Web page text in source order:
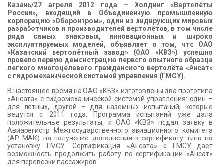
Казань/27 апреля 2012 года – Холдинг «Вертолёты
России», входящий в Объединенную промышленную
корпорацию «Оборонпром», один из лидирующих мировых
разработчиков и производителей вертолётов, в том числе
ряда самых знаковых, инновационных и широко
эксплуатируемых моделей, объявляет о том, что ОАО
«Казанский вертолётный завод» (ОАО «КВЗ») успешно
провело первую демонстрацию первого опытного образца
легкого многоцелевого гражданского вертолёта «Ансат»
с гидромеханической системой управления (ГМСУ).
В настоящее время на ОАО «КВЗ» изготовлены два прототипа
«Ансата» с гидромеханической системой управления: один –
для летных, другой – для наземных испытаний, которые
ведутся с 2011 года. Программа испытаний уже дала
положительные результаты, и ОАО «КВЗ» подал заявку в
Авиарегистр Межгосударственного авиационного комитета
(АР МАК) на получение дополнения к сертификату типа на
установку ГМСУ. Сертификация «Ансата» с ГМСУ дает
возможность продолжить работу по сертификации «Ансат»
для перевозки пассажиров.